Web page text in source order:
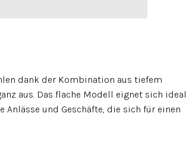
dank der Kombination aus tiefem
aus. Das flache Modell eignet sich ideal
und Geschäfte, die sich für einen